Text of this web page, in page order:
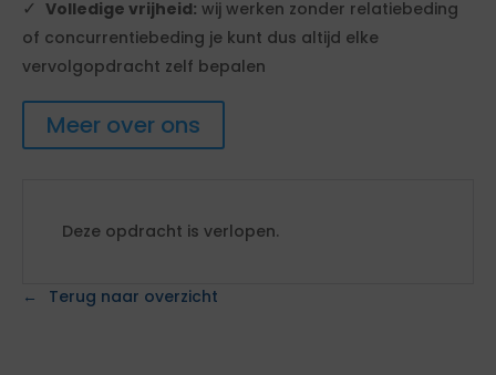
Volledige vrijheid: wij werken zonder relatiebeding
of concurrentiebeding je kunt dus altijd elke
vervolgopdracht zelf bepalen
Meer over ons
Deze opdracht is verlopen.
Terug naar overzicht